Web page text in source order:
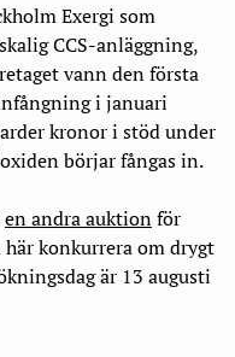
Exergi som
CCS-anläggning,
vann den första
i januari
kronor i stöd under
börjar fångas in.
en andra auktionför
här konkurrera om drygt
är 13 augusti